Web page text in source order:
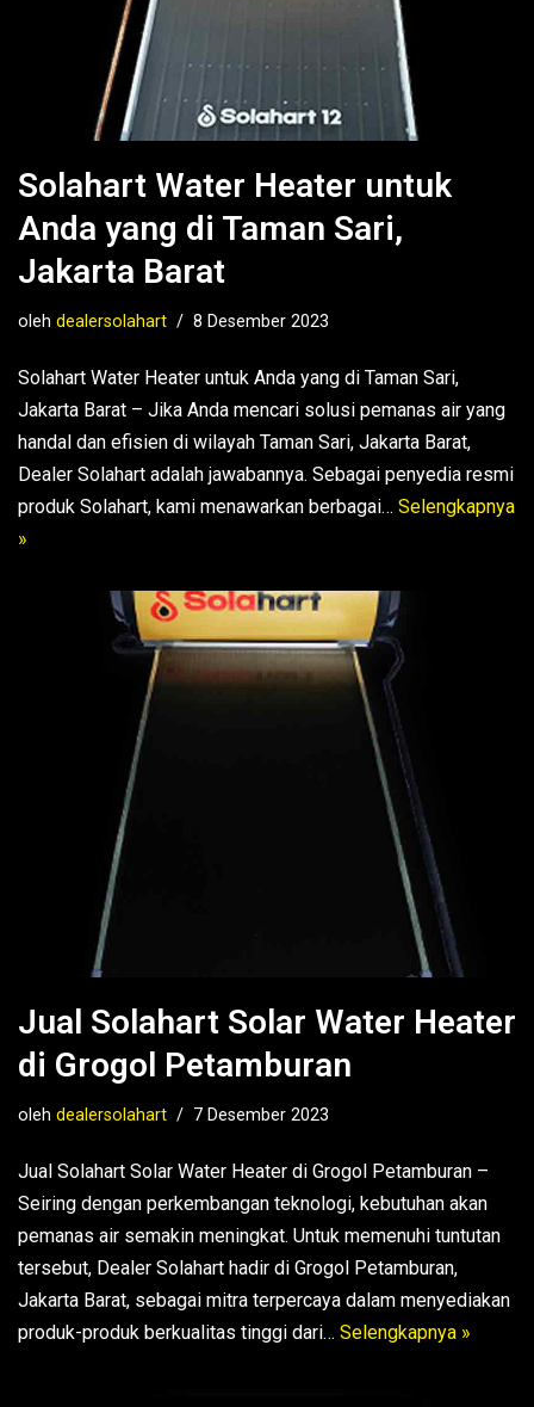
Solahart Water Heater untuk
Anda yang di Taman Sari,
Jakarta Barat
oleh dealersolahart 8 Desember 2023
Solahart Water Heater untuk Anda yang di Taman Sari,
Jakarta Barat – Jika Anda mencari solusi pemanas air yang
handal dan efisien di wilayah Taman Sari, Jakarta Barat,
Dealer Solahart adalah jawabannya. Sebagai penyedia resmi
produk Solahart, kami menawarkan berbagai… Selengkapnya
»
Jual Solahart Solar Water Heater
di Grogol Petamburan
oleh dealersolahart 7 Desember 2023
Jual Solahart Solar Water Heater di Grogol Petamburan –
Seiring dengan perkembangan teknologi, kebutuhan akan
pemanas air semakin meningkat. Untuk memenuhi tuntutan
tersebut, Dealer Solahart hadir di Grogol Petamburan,
Jakarta Barat, sebagai mitra terpercaya dalam menyediakan
produk-produk berkualitas tinggi dari… Selengkapnya »